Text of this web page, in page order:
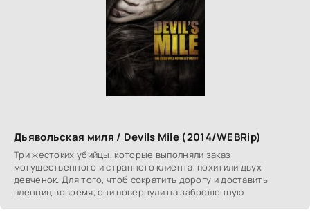
Дьявольская миля / Devils Mile (2014/WEBRip)
Три жестоких убийцы, которые выполняли заказ
могущественного и странного клиента, похитили двух
девченок. Для того, чтоб сократить дорогу и доставить
пленниц вовремя, они повернули на заброшенную